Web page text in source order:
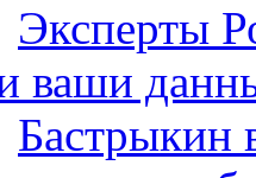
Эксперты
ваши
Бастрыкин